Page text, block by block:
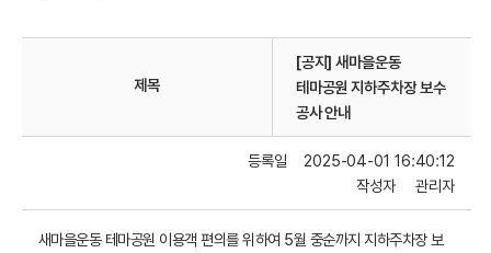
제목
[공지] 새마을운동
테마공원 지하주차장 보수
공사 안내
등록일
2025-04-01 16:40:12
작성자
관리자
새마을운동 테마공원 이용객 편의를 위하여 5월 중순까지 지하주차장 보